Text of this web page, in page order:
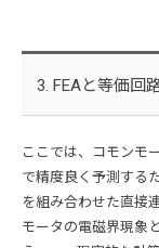
3. FEAと等価回
ここでは、コモンモ
で精度良く予測する
を組み合わせた直接
モータの電磁界現象